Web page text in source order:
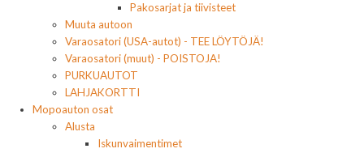
Pakosarjat ja tiivisteet
Muuta autoon
Varaosatori (USA-autot) - TEE LÖYTÖJÄ!
Varaosatori (muut) - POISTOJA!
PURKUAUTOT
LAHJAKORTTI
Mopoauton osat
Alusta
Iskunvaimentimet